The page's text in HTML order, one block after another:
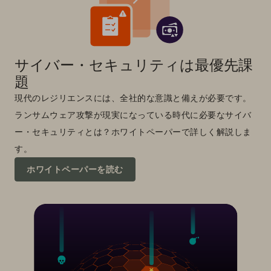
サイバー・セキュリティは最優先課
題
現代のレジリエンスには、全社的な意識と備えが必要です。
ランサムウェア攻撃が現実になっている時代に必要なサイバ
ー・セキュリティとは？ホワイトペーパーで詳しく解説しま
す。
ホワイトペーパーを読む